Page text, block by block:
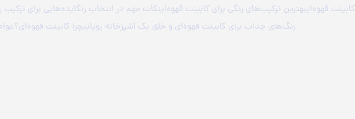
کابینت قهوه‌ایبهترین ترکیب‌های رنگی برای کابینت قهوه‌اینکات مهم در انتخاب رنگایده‌هایی برای ترکیب
رنگ‌های جذاب برای کابینت قهوه‌ای و خلق یک آشپزخانه رویاییچرا کابینت